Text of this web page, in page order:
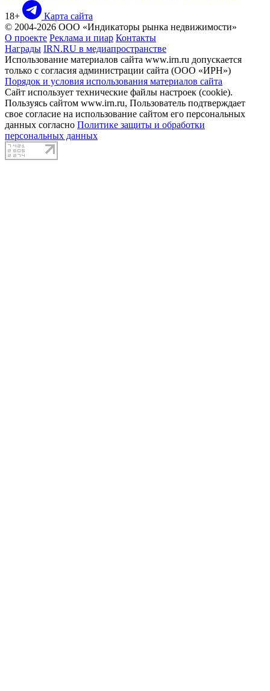
18+
Карта сайта
© 2004-2026 ООО «Индикаторы рынка недвижимости»
О проекте Реклама и пиар Контакты
Награды IRN.RU в медиапространстве
Использование материалов сайта www.irn.ru допускается
только с согласия администрации сайта (ООО «ИРН»)
Порядок и условия использования материалов сайта
Сайт использует технические файлы настроек (cookie).
Пользуясь сайтом www.irn.ru, Пользователь подтверждает
свое согласие на использование сайтом его персональных
данных согласно Политике защиты и обработки
персональных данных